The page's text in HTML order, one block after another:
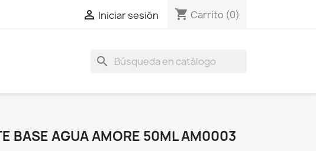
 Iniciar sesión shopping_cart Carrito (0)
search
BASE AGUA AMORE 50ML AM0003